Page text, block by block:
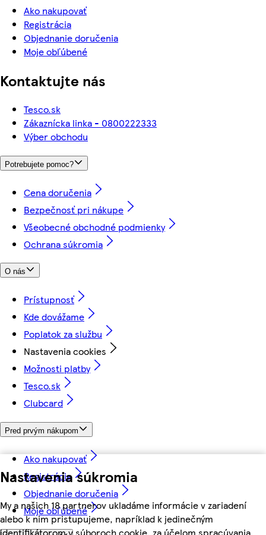
Nastavenia súkromia
My a našich 18 partnerov ukladáme informácie v zariadení
alebo k nim pristupujeme, napríklad k jedinečným
identifikátorom v súboroch cookie, za účelom spracúvania
Ako nakupovať
Registrácia
Objednanie doručenia
Moje obľúbené
Kontaktujte nás
Tesco.sk
Zákaznícka linka - 0800222333
Výber obchodu
Potrebujete pomoc?
Cena doručenia
Bezpečnosť pri nákupe
Všeobecné obchodné podmienky
Ochrana súkromia
O nás
Prístupnosť
Kde dovážame
Poplatok za službu
Nastavenia cookies
Možnosti platby
Tesco.sk
Clubcard
Pred prvým nákupom
Ako nakupovať
Registrácia
Objednanie doručenia
Moje obľúbené